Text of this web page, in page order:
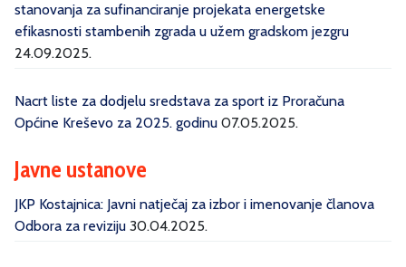
stanovanja za sufinanciranje projekata energetske
efikasnosti stambenih zgrada u užem gradskom jezgru
24.09.2025.
Nacrt liste za dodjelu sredstava za sport iz Proračuna
Općine Kreševo za 2025. godinu 07.05.2025.
Javne ustanove
JKP Kostajnica: Javni natječaj za izbor i imenovanje članova
Odbora za reviziju 30.04.2025.